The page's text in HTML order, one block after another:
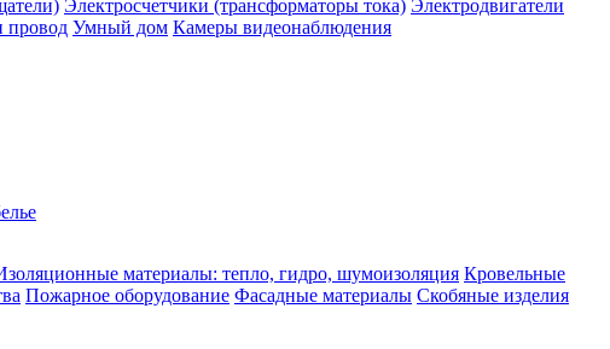
Электросчетчики (трансформаторы тока) Электродвигатели
провод Умный дом Камеры видеонаблюдения
материалы: тепло, гидро, шумоизоляция Кровельные
Пожарное оборудование Фасадные материалы Скобяные изделия